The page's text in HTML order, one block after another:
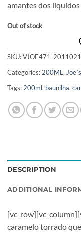
amantes dos líquidos
Out of stock
SKU:VJOE471-
Categories: 200ML ,
Tags: 200ml, baunilha,
DESCRIPTION
ADDITIONAL
caramelo torrado